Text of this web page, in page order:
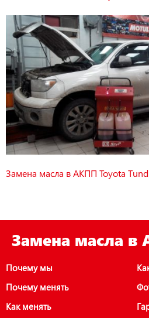
Замена масла в АКПП Toyota
Замена масла в
Почему мы
Почему менять
Как менять